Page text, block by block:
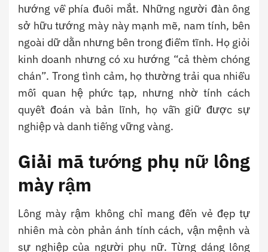
hướng về phía đuôi mắt. Những người đàn ông
sở hữu tướng mày này mạnh mẽ, nam tính, bên
ngoài dữ dằn nhưng bên trong điềm tĩnh. Họ giỏi
kinh doanh nhưng có xu hướng “cả thèm chóng
chán”. Trong tình cảm, họ thường trải qua nhiều
mối quan hệ phức tạp, nhưng nhờ tính cách
quyết đoán và bản lĩnh, họ vẫn giữ được sự
nghiệp và danh tiếng vững vàng.
Giải mã tướng phụ nữ lông
mày rậm
Lông mày rậm không chỉ mang đến vẻ đẹp tự
nhiên mà còn phản ánh tính cách, vận mệnh và
sự nghiệp của người phụ nữ. Từng dáng lông